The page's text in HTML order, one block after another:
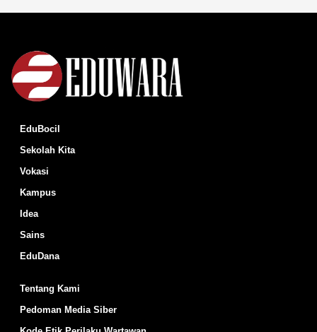
EduBocil
Sekolah Kita
Vokasi
Kampus
Idea
Sains
EduDana
Tentang Kami
Pedoman Media Siber